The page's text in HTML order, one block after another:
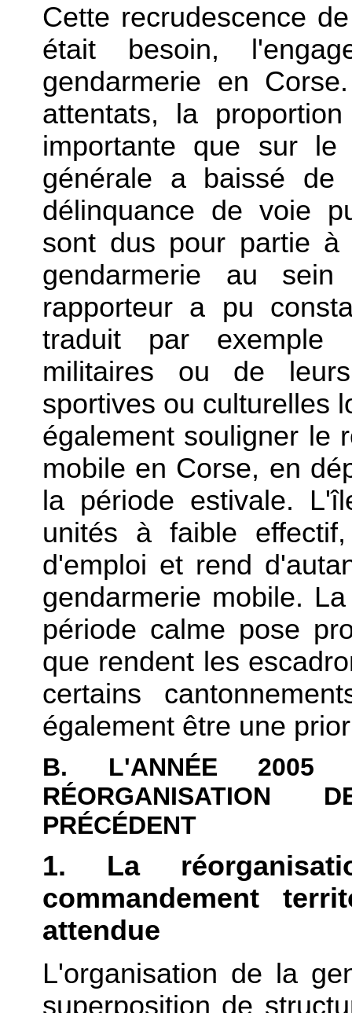
Cette recrudescence
était besoin,
gendarmerie en
attentats, la
importante que sur le
générale a baissé
délinquance de voie
sont dus pour partie
gendarmerie au
rapporteur a pu
traduit par exemple
militaires ou de
sportives ou culturelles
également souligner le
mobile en Corse, en
la période estivale.
unités à faible
d'emploi et rend
gendarmerie mobile.
période calme pose
que rendent les
certains
également être une
B. L'ANNÉE 2005
RÉORGANISATION
PRÉCÉDENT
1. La
commandement
attendue
L'organisation de la
superposition de